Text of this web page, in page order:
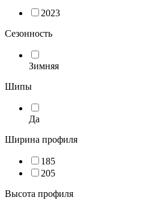
2023
Сезонность
Зимняя
Шипы
Да
Ширина профиля
185
205
Высота профиля